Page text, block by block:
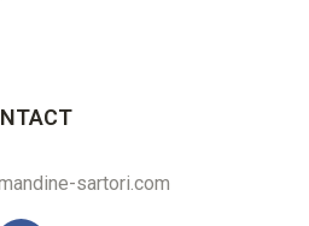
sartori.com